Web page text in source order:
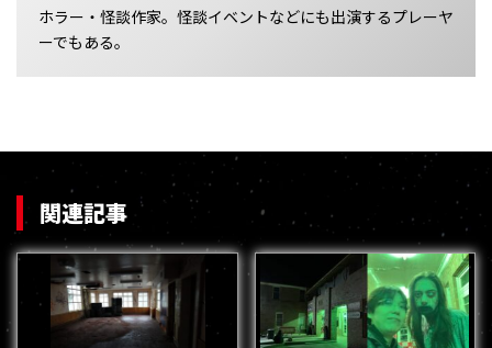
ホラー・怪談作家。怪談イベントなどにも出演するプレーヤ
ーでもある。
関連記事